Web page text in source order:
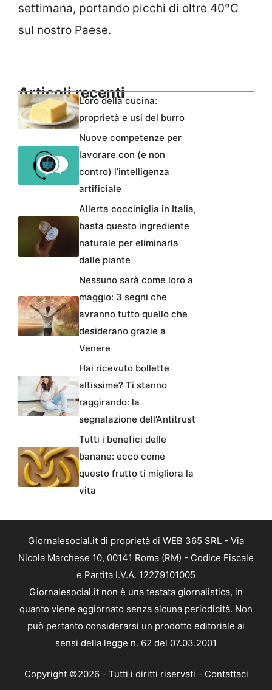
settimana, portando picchi di oltre 40°C
sul nostro Paese.
Articoli recenti
L’oro della cucina:
proprietà e usi del burro
Nuove competenze per
lavorare con (e non
contro) l’intelligenza
artificiale
Allerta cocciniglia in Italia,
basta questo ingrediente
naturale per eliminarla
dalle piante
Nessuno sarà come loro a
maggio: 3 segni che
avranno tutto quello che
desiderano grazie a
Venere
Hai ricevuto bollette
altissime? Ti stanno
raggirando: la
segnalazione dell’Antitrust
Tutti i benefici delle
banane: ecco come
questo frutto ti migliora la
vita
Giornalesocial.it di proprietà di WEB 365 SRL - Via
Nicola Marchese 10, 00141 Roma (RM) - Codice Fiscale
e Partita I.V.A. 12279101005
Giornalesocial.it non è una testata giornalistica, in
quanto viene aggiornato senza alcuna periodicità. Non
può pertanto considerarsi un prodotto editoriale ai
sensi della legge n. 62 del 07.03.2001
Copyright ©2026 - Tutti i diritti riservati - Contattaci